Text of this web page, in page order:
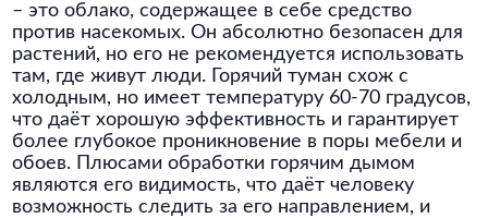
– это облако, содержащее в себе средство
против насекомых. Он абсолютно безопасен для
растений, но его не рекомендуется использовать
там, где живут люди. Горячий туман схож с
холодным, но имеет температуру 60-70 градусов,
что даёт хорошую эффективность и гарантирует
более глубокое проникновение в поры мебели и
обоев. Плюсами обработки горячим дымом
являются его видимость, что даёт человеку
возможность следить за его направлением, и